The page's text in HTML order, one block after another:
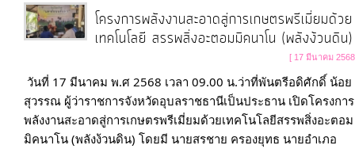
ใช้
จ่าย
ประมาณ
ประจำ
ปี
โครงการพลังงานสะอาดสู่การเกษตรพรีเมี่ยมด้วย
เทคโนโลยี สรรพสิ่งอะตอมมิคนาโน (พลังง้วนดิน)
[ 17 มีนาคม
วันที่ 17 มีนาคม พ.ศ 2568 เวลา 09.00 น.ว่าที่พันตรีอดิศักดิ์ น้อย
สุวรรณ ผู้ว่าราชการจังหวัดอุบลราชธานีเป็นประธาน เปิดโครงการ
พลังงานสะอาดสู่การเกษตรพรีเมี่ยมด้วยเทคโนโลยีสรรพสิ่งอะตอม
มิคนาโน (พลังง้วนดิน) โดยมี นายสรชาย ครองยุทธ นายอำเภอ